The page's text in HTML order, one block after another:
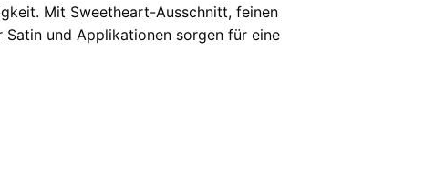
Mit Sweetheart-Ausschnitt, feinen
und Applikationen sorgen für eine